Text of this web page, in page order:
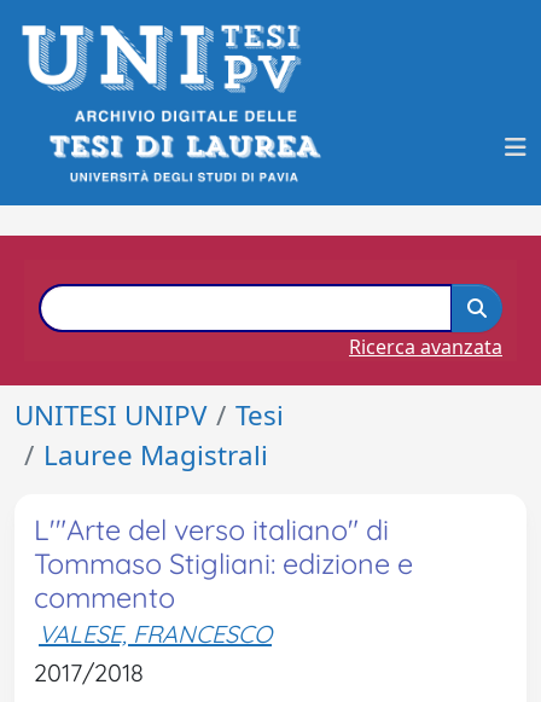
Ricerca avanzata
UNITESI UNIPV
Tesi
Lauree Magistrali
L'"Arte del verso italiano" di
Tommaso Stigliani: edizione e
commento
VALESE, FRANCESCO
2017/2018